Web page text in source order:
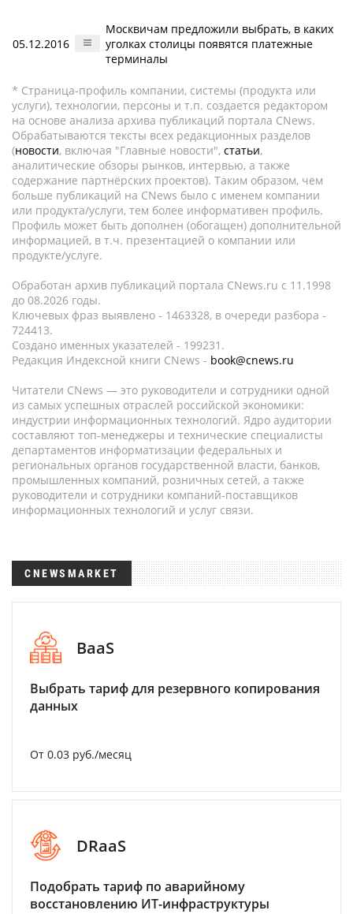
05.12.2016
Москвичам предложили выбрать, в каких
уголках столицы появятся платежные
терминалы
* Страница-профиль компании, системы (продукта или
услуги), технологии, персоны и т.п. создается редактором
на основе анализа архива публикаций портала CNews.
Обрабатываются тексты всех редакционных разделов
(новости, включая "Главные новости", статьи,
аналитические обзоры рынков, интервью, а также
содержание партнёрских проектов). Таким образом, чем
больше публикаций на CNews было с именем компании
или продукта/услуги, тем более информативен профиль.
Профиль может быть дополнен (обогащен) дополнительной
информацией, в т.ч. презентацией о компании или
продукте/услуге.
Обработан архив публикаций портала CNews.ru c 11.1998
до 08.2026 годы.
Ключевых фраз выявлено - 1463328, в очереди разбора -
724413.
Создано именных указателей - 199231.
Редакция Индексной книги CNews - book@cnews.ru
Читатели CNews — это руководители и сотрудники одной
из самых успешных отраслей российской экономики:
индустрии информационных технологий. Ядро аудитории
составляют топ-менеджеры и технические специалисты
департаментов информатизации федеральных и
региональных органов государственной власти, банков,
промышленных компаний, розничных сетей, а также
руководители и сотрудники компаний-поставщиков
информационных технологий и услуг связи.
CNEWSMARKET
BaaS
Выбрать тариф для резервного копирования
данных
От 0.03 руб./месяц
DRaaS
Подобрать тариф по аварийному
восстановлению ИТ-инфраструктуры